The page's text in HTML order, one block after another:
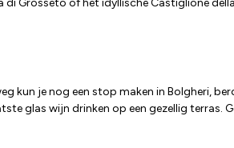
di Grosseto of het idyllische Castiglione
kun je nog een stop maken in Bolgheri,
glas wijn drinken op een gezellig terras.